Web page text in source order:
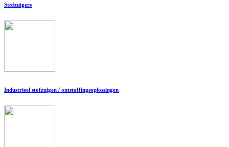
Stofzuigers
Industrieel stofzuigen / ontstoffingsoplossingen